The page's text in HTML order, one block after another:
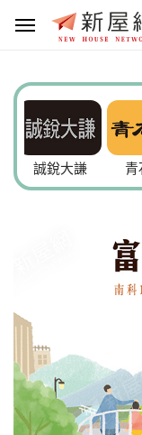
青石居3